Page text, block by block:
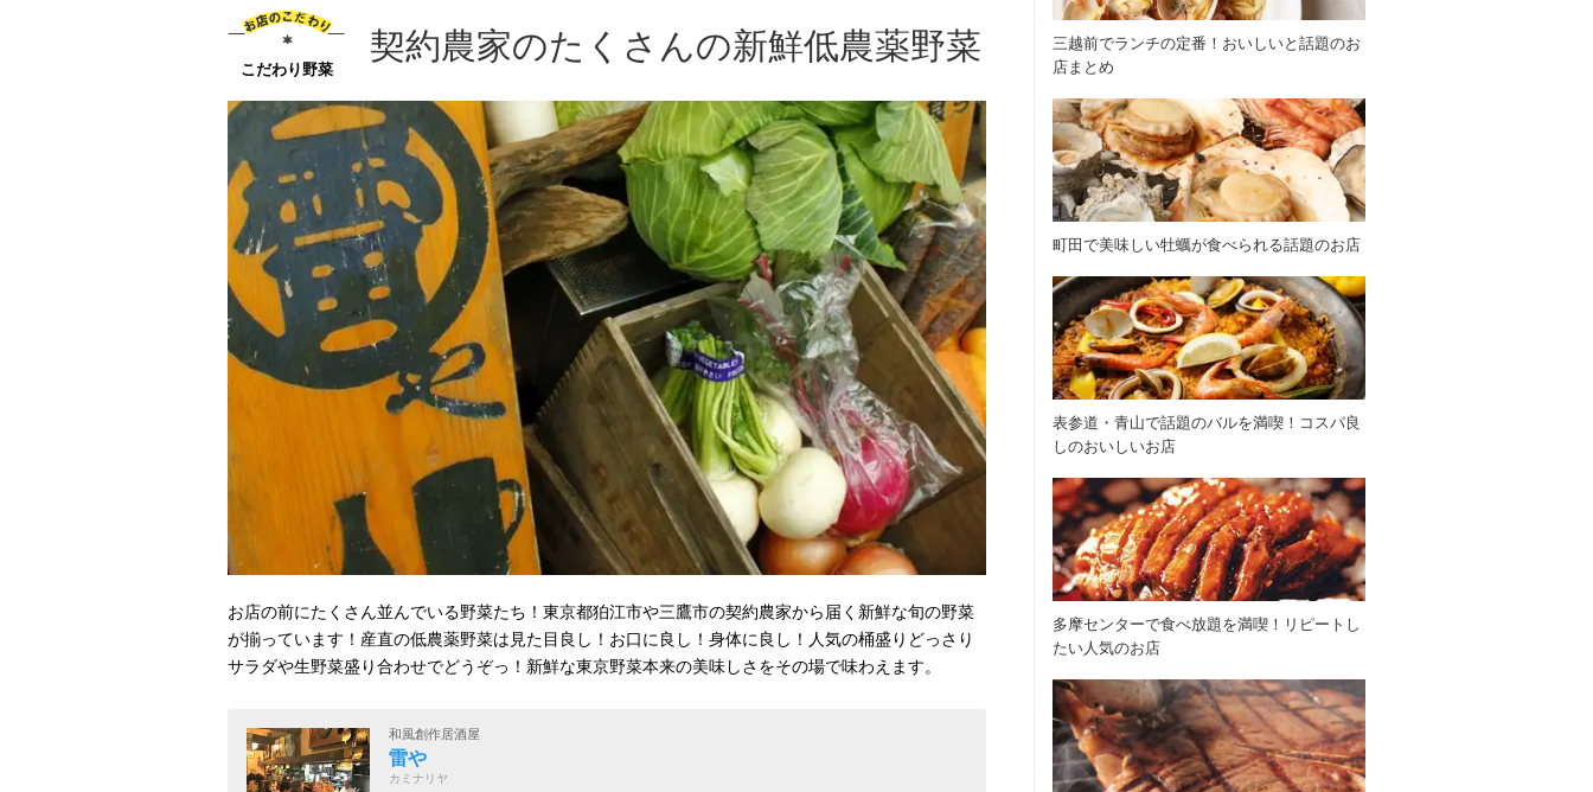
こだわり野菜
契約農家のたくさんの新鮮低農薬野菜
お店の前にたくさん並んでいる野菜たち！東京都狛江市や三鷹市の契約農家から届く新鮮な旬の野菜
が揃っています！産直の低農薬野菜は見た目良し！お口に良し！身体に良し！人気の桶盛りどっさり
サラダや生野菜盛り合わせでどうぞっ！新鮮な東京野菜本来の美味しさをその場で味わえます。
和風創作居酒屋
雷や
カミナリヤ
三越前でランチの定番！おいしいと話題のお
店まとめ
町田で美味しい牡蠣が食べられる話題のお店
表参道・青山で話題のバルを満喫！コスパ良
しのおいしいお店
多摩センターで食べ放題を満喫！リピートし
たい人気のお店